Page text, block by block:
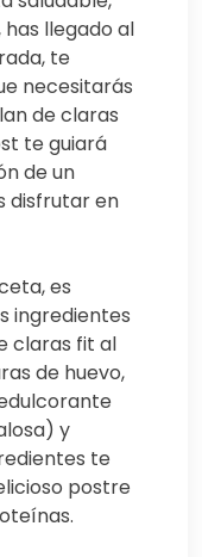
llegado al
te
necesitarás
de claras
te guiará
de un
disfrutar en
es
ingredientes
claras fit al
de huevo,
y
te
postre